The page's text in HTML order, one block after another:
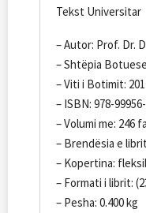
Tekst Universitar
– Autor: Prof. Dr.
– Shtëpia
– Viti i Botimit:
– ISBN: 978-
– Volumi me: 246
– Brendësia e
– Kopertina:
– Formati i librit:
– Pesha: 0.400 kg